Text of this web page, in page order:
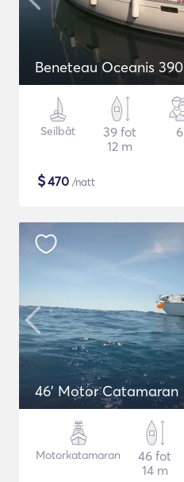
Beneteau Oceanis 390
Seilbåt
39 fot
12 m
6
$470 /natt
46' Motor Catamaran
Motorkatamaran
46 fot
14 m